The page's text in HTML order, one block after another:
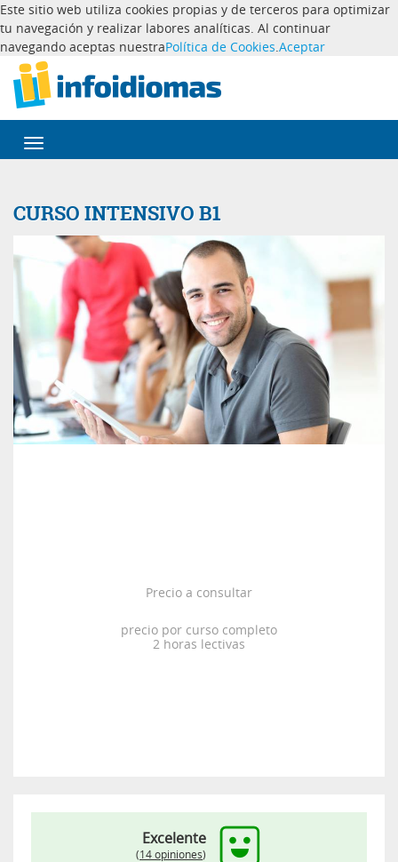
Este sitio web utiliza cookies propias y de terceros para optimizar
tu navegación y realizar labores analíticas. Al continuar
navegando aceptas nuestraPolítica de Cookies.Aceptar
Desplegar
navegación
CURSO INTENSIVO B1
Precio a consultar
precio por curso completo
2 horas lectivas
Excelente
(14 opiniones)